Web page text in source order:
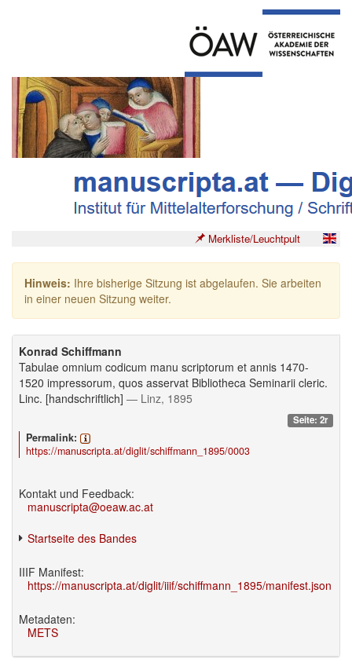
Merkliste/Leuchtpult
Hinweis: Ihre bisherige Sitzung ist abgelaufen. Sie arbeiten
in einer neuen Sitzung weiter.
Konrad Schiffmann
Tabulae omnium codicum manu scriptorum et annis 1470-
1520 impressorum, quos asservat Bibliotheca Seminarii cleric.
Linc. [handschriftlich] — Linz, 1895
Seite: 2r
Permalink:
https://manuscripta.at/diglit/schiffmann_1895/0003
Kontakt und Feedback:
manuscripta@oeaw.ac.at
Startseite des Bandes
IIIF Manifest:
https://manuscripta.at/diglit/iiif/schiffmann_1895/manifest.json
Metadaten:
METS